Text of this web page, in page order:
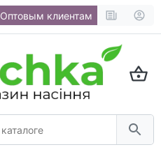
Оптовым клиентам